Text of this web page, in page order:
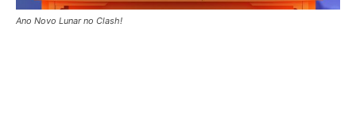
Ano Novo Lunar no Clash!